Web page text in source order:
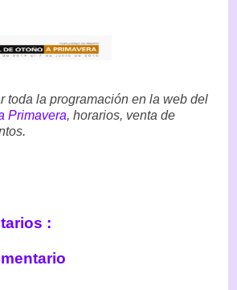
toda la programación en la web del
Primavera, horarios, venta de
: